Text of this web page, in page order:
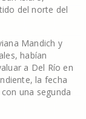
del norte del
Mandich y
habían
a Del Río en
la fecha
una segunda